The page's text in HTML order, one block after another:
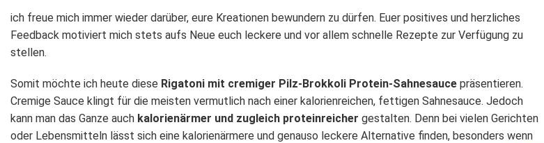
ich freue mich immer wieder darüber, eure Kreationen bewundern zu dürfen. Euer positives und herzliches
Feedback motiviert mich stets aufs Neue euch leckere und vor allem schnelle Rezepte zur Verfügung zu
stellen.
Somit möchte ich heute diese Rigatoni mit cremiger Pilz-Brokkoli Protein-Sahnesauce präsentieren.
Cremige Sauce klingt für die meisten vermutlich nach einer kalorienreichen, fettigen Sahnesauce. Jedoch
kann man das Ganze auch kalorienärmer und zugleich proteinreicher gestalten. Denn bei vielen Gerichten
oder Lebensmitteln lässt sich eine kalorienärmere und genauso leckere Alternative finden, besonders wenn